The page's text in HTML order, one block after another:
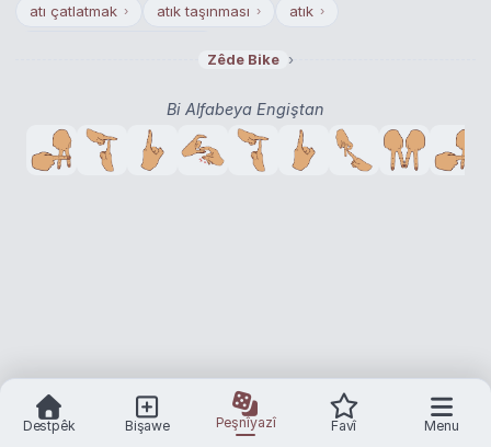
atı çatlatmak › atık taşınması › atık ›
Zêde Bike ›
Bi Alfabeya Engiştan
Destpêk Bişawe Peşnîyazî Favî Menu